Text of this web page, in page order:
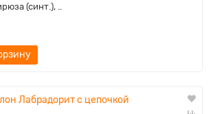
(синт.), ..